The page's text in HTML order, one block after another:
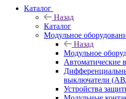
Каталог
Назад
Каталог
Модульное
Назад
Модульное
Автоматические
выключатели
Устройства